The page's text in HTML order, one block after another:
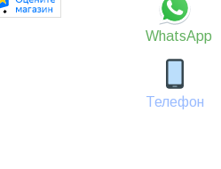
WhatsApp
Телефон